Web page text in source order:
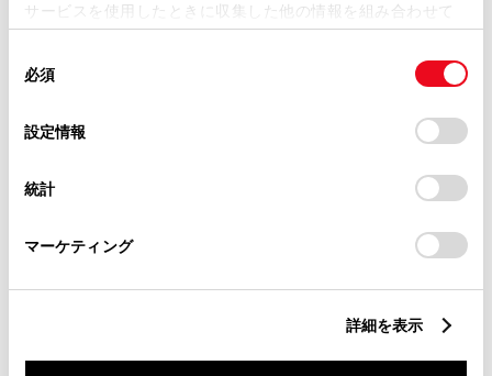
サービスを使用したときに収集した他の情報を組み合わせて
使用することがあります。当ウェブサイトの使用を続行する
デバイスにすべてのCookie(クッキー)が保存されることに同
意したことになります。Cookie(クッキー)のオプトアウト、
設定の変更、同意を撤回したりするにあたっては、当社の
「Cookie（クッキー）情報の取り扱いについて
」をご覧くだ
必須
設定情報
統計
マーケティング
詳細を表示